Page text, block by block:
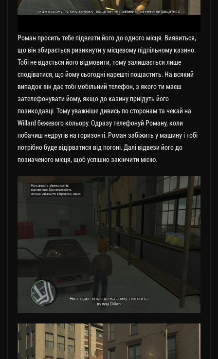
Роман просить тебе підвезти його до одного місця. Виявиться,
що він збирається ризикнути у місцевому підпільному казино.
Тобі не вдасться його відмовити, тому залишається лише
сподіватися, що йому сьогодні нарешті пощастить. На всякий
випадок він дає тобі мобільний телефон, з якого ти маєш
зателефонувати йому, якщо до казину приїдуть його
позикодавці. Тому уважніше дивись по сторонам та чекай на
Willard бежевого кольору. Одразу телефонуй Роману, коли
побачиш недругів на горизонті. Роман забіжить у машину і тобі
потрібно буде відірватися від погоні. Далі відвези його до
позначеного місця, щоб успішно закінчити місію.